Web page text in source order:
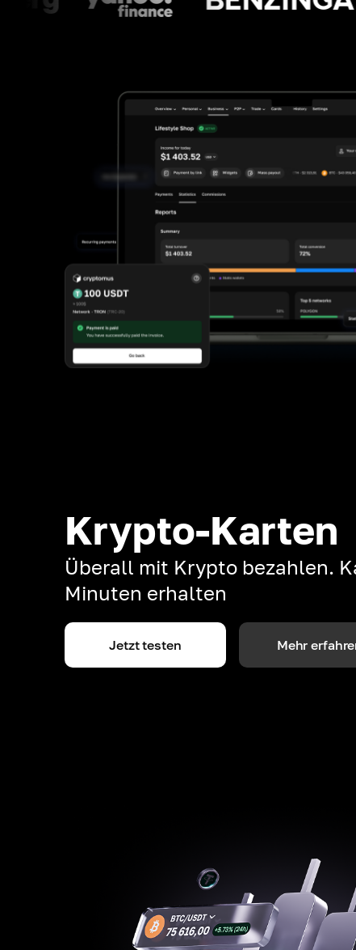
Krypto-Karten
Überall mit Krypto bezahlen.
Minuten erhalten
Jetzt testen Mehr